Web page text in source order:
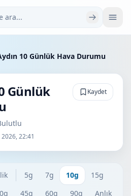
10 Günlük Hava Durumu
Günlük
22:41
Kaydet
5g 7g 10g
15g
45g 60g 90g
Anlık